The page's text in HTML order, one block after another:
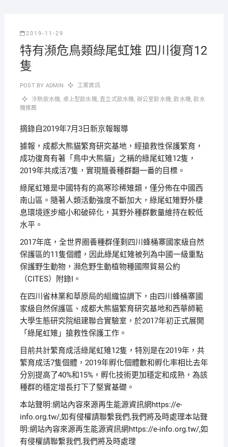
2019-11-29
特有瀕危鳥類綠尾虹雉 四川復育12
隻
POST BY ADMIN 工業資訊
冷熱飲水機, 桌上型飲水機, 直立式飲水機, 辦公室飲水機,飲水機,飲水
機推薦
摘錄自2019年7月3日新京報報導
據報，成都大熊貓繁育研究基地，經搶救性保護繁育，
成功復育有著「鳥中大熊貓」之稱的綠尾虹雉12隻，
2019年共成活7隻，實現籠養種群翻一番的目標。
綠尾虹雉是中國特有的高寒珍稀雉類，僅分佈在中國西
南山區。隨著人類活動強度不斷加大，綠尾虹雉野外棲
息環境逐步縮小和破碎化，其野外種群數量維持在較低
水平。
2017年底，全世界圈養種群僅剩四川蜂桶寨國家級自然
保護區的11隻個體，因此綠尾虹雉被列為中國一級重點
保護野生動物，瀕危野生動植物種國際貿易公約
（CITES）附錄I。
在四川省林業和草原局的組織協調下，由四川蜂桶寨國
家級自然保護區、成都大熊貓繁育研究基地和西華師範
大學生態研究院組建聯合實驗室，於2017年初正式展開
「綠尾虹雉」搶救性保護工作。
目前共計繁育成活綠尾虹雉12隻，特別是在2019年，共
繁育成活7隻個體，2019年孵化個體數和孵化率相比去年
分別提高了40%和15%，孵化技術更加穩定和成熟，為該
種群的穩定增長打下了堅實基礎。
本站聲明:網站內容來源再生能源資訊網https://e-
info.org.tw/,如有侵權請聯繫我們,我們將及時處理本站聲
明:網站內容來源再生能源資訊網https://e-info.org.tw/,如
有侵權請聯繫我們,我們將及時處理